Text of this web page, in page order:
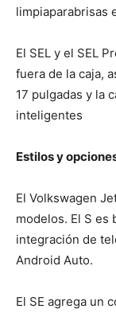
limpiaparabrisas
El SEL y el SEL
fuera de la caja,
17 pulgadas y la
inteligentes
Estilos y
El Volkswagen
modelos. El S es
integración de
Android Auto.
El SE agrega un